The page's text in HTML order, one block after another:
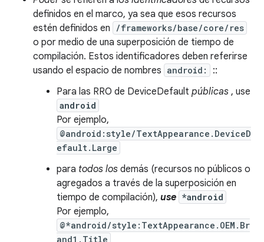
definidos en el marco, ya sea que esos recursos
estén definidos en
/frameworks/base/core/res
o por medio de una superposición de tiempo de
compilación. Estos identificadores deben referirse
usando el espacio de nombres android:
::
Para las RRO de DeviceDefault públicas , use
android
Por ejemplo,
@android:style/TextAppearance.DeviceD
efault.Large
para todos los demás (recursos no públicos o
agregados a través de la superposición en
tiempo de compilación), use *android
Por ejemplo,
@*android/style:TextAppearance.OEM.Br
and1.Title